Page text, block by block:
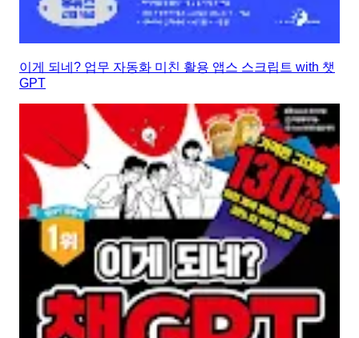
이게 되네? 업무 자동화 미친 활용 앱스 스크립트 with 챗
GPT